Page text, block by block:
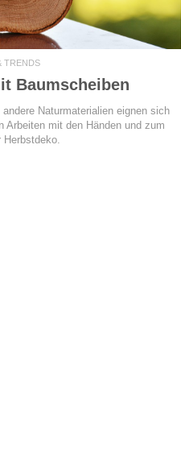
TRENDS
Baumscheiben
Naturmaterialien eignen sich
Arbeiten mit den Händen und zum
Herbstdeko.